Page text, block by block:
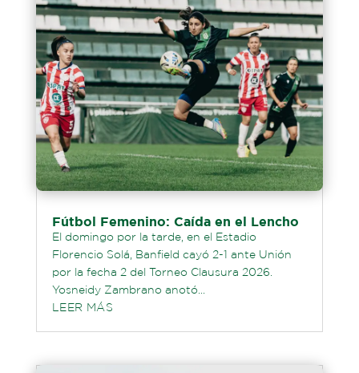
Fútbol Femenino: Caída en el Lencho
El domingo por la tarde, en el Estadio
Florencio Solá, Banfield cayó 2-1 ante Unión
por la fecha 2 del Torneo Clausura 2026.
Yosneidy Zambrano anotó...
LEER MÁS